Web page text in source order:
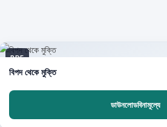
PDF
বিপদ থেকে মুক্তি
ডাউনলোডবিনামূল্যে